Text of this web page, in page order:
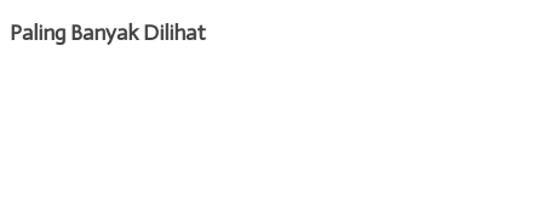
Paling Banyak Dilihat